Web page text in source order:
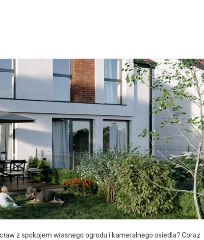
z spokojem własnego ogrodu i kameralnego osiedla? Coraz